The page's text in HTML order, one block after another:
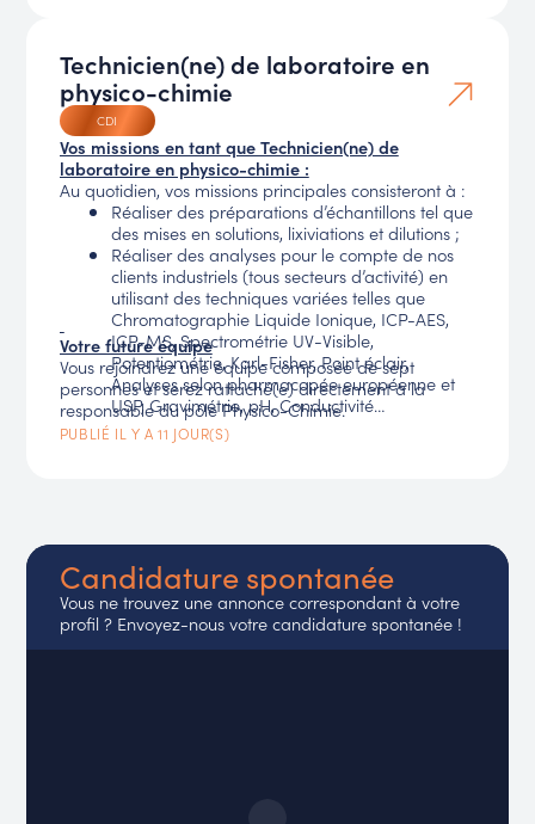
suivant les exigences qualité.
Technicien(ne) de laboratoire en
physico-chimie
CDI
Vos missions en tant que Technicien(ne) de
laboratoire en physico-chimie :
Au quotidien, vos missions principales consisteront à :
Réaliser des préparations d’échantillons tel que
des mises en solutions, lixiviations et dilutions ;
Réaliser des analyses pour le compte de nos
clients industriels (tous secteurs d’activité) en
utilisant des techniques variées telles que
Chromatographie Liquide Ionique, ICP-AES,
ICP-MS, Spectrométrie UV-Visible,
Potentiométrie, Karl-Fisher, Point éclair,
Analyses selon pharmacopée européenne et
USP, Gravimétrie, pH, Conductivité…
Prendre en charge ces analyses de bout en
bout, jusqu’au retraitement des résultats et à la
Votre future équipe
Vous rejoindrez une équipe composée de sept
personnes et serez rattaché(e) directement à la
responsable du pôle Physico-Chimie.
PUBLIÉ IL Y A 11 JOUR(S)
Candidature spontanée
Vous ne trouvez une annonce correspondant à votre
profil ? Envoyez-nous votre candidature spontanée !